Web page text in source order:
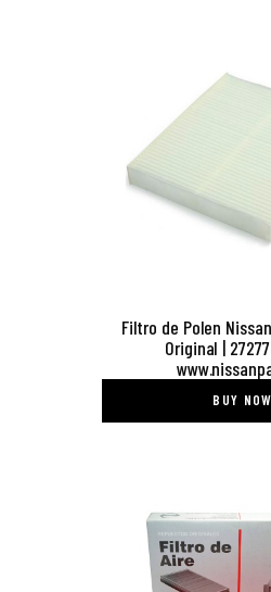
Filtro de Polen
Original |
BUY NOW